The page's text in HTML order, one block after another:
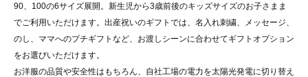
90、100の6サイズ展開。新生児から3歳前後のキッズサイズのお子さまま
でご利用いただけます。出産祝いのギフトでは、名入れ刺繍、メッセージ、
のし、ママへのプチギフトなど、お渡しシーンに合わせてギフトオプション
をお選びいただけます。
お洋服の品質や安全性はもちろん、自社工場の電力を太陽光発電に切り替え